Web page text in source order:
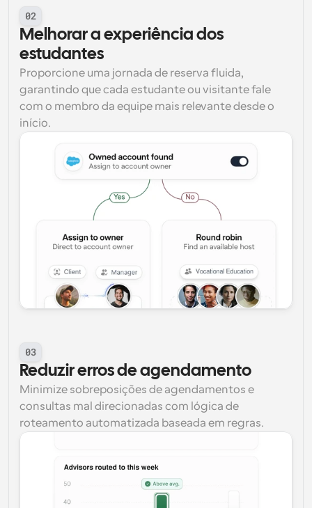
02
Melhorar a experiência dos
estudantes
Proporcione uma jornada de reserva fluida,
garantindo que cada estudante ou visitante fale
com o membro da equipe mais relevante desde o
início.
03
Reduzir erros de agendamento
Minimize sobreposições de agendamentos e
consultas mal direcionadas com lógica de
roteamento automatizada baseada em regras.